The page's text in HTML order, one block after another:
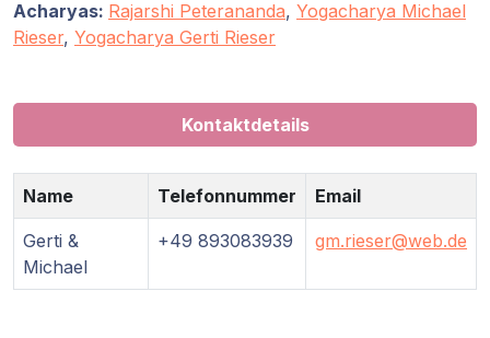
Gurujis
Programme
Shop
Spenden
Mitglieder-
Acharyas: Rajarshi Peterananda, Yogacharya Michael
Rieser, Yogacharya Gerti Rieser
Kontaktdetails
Name Telefonnummer Email
Gerti &
Michael
+49 893083939 gm.rieser@web.de